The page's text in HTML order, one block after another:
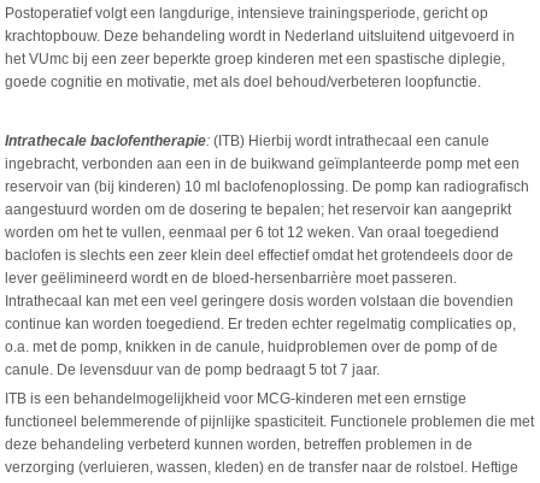
Postoperatief volgt een langdurige, intensieve trainingsperiode, gericht op
krachtopbouw. Deze behandeling wordt in Nederland uitsluitend uitgevoerd in
het VUmc bij een zeer beperkte groep kinderen met een spastische diplegie,
goede cognitie en motivatie, met als doel behoud/verbeteren loopfunctie.
Intrathecale baclofentherapie: (ITB) Hierbij wordt intrathecaal een canule
ingebracht, verbonden aan een in de buikwand geïmplanteerde pomp met een
reservoir van (bij kinderen) 10 ml baclofenoplossing. De pomp kan radiografisch
aangestuurd worden om de dosering te bepalen; het reservoir kan aangeprikt
worden om het te vullen, eenmaal per 6 tot 12 weken. Van oraal toegediend
baclofen is slechts een zeer klein deel effectief omdat het grotendeels door de
lever geëlimineerd wordt en de bloed-hersenbarrière moet passeren.
Intrathecaal kan met een veel geringere dosis worden volstaan die bovendien
continue kan worden toegediend. Er treden echter regelmatig complicaties op,
o.a. met de pomp, knikken in de canule, huidproblemen over de pomp of de
canule. De levensduur van de pomp bedraagt 5 tot 7 jaar.
ITB is een behandelmogelijkheid voor MCG-kinderen met een ernstige
functioneel belemmerende of pijnlijke spasticiteit. Functionele problemen die met
deze behandeling verbeterd kunnen worden, betreffen problemen in de
verzorging (verluieren, wassen, kleden) en de transfer naar de rolstoel. Heftige